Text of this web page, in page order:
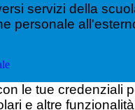
servizi della
personale
le tue credenziali
e altre